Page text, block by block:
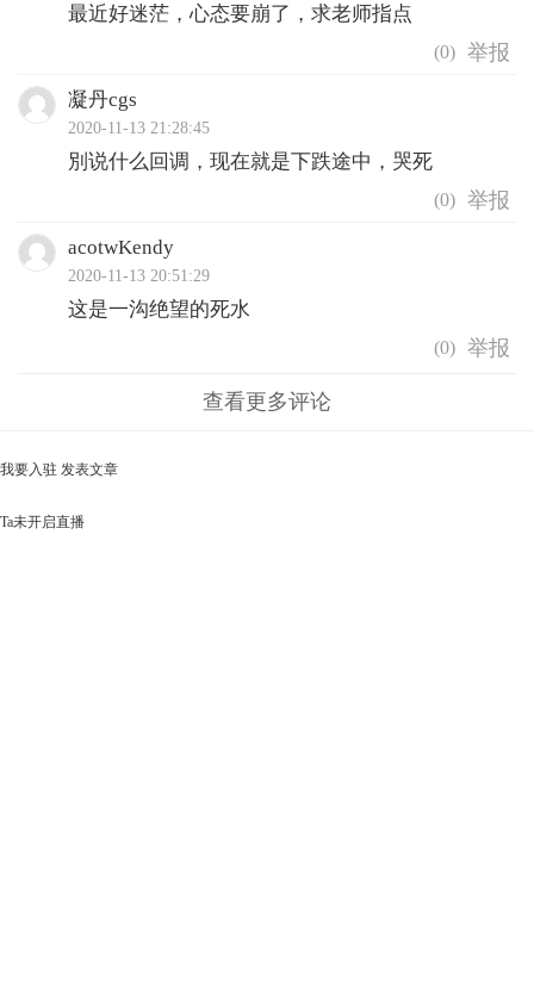
最近好迷茫，心态要崩了，求老师指点
(0)
凝丹cgs
2020-11-13 21:28:45
別说什么回调，现在就是下跌途中，哭死
(0)
acotwKendy
2020-11-13 20:51:29
这是一沟绝望的死水
(0)
查看更多评论
我要入驻 发表文章
Ta未开启直播